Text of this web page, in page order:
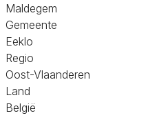
Maldegem
Gemeente
Eeklo
Regio
Oost-Vlaanderen
Land
België